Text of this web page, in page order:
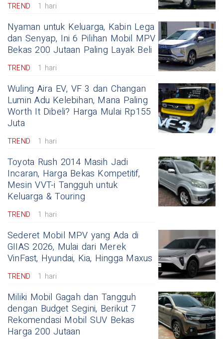
TREND 1 hari
Nyaman untuk Keluarga, Kabin Lega
dan Senyap, Ini 6 Pilihan Mobil MPV
Bekas 200 Jutaan Paling Layak Beli
TREND 1 hari
Wuling Aira EV, VF 3 dan Changan
Lumin Adu Kelebihan, Mana Paling
Worth It Dibeli? Harga Mulai Rp155
Juta
TREND 1 hari
Toyota Rush 2014 Masih Jadi
Incaran, Harga Bekas Kompetitif,
Mesin VVT-i Tangguh untuk
Keluarga & Touring
TREND 1 hari
Sederet Mobil MPV yang Ada di
GIIAS 2026, Mulai dari Merek
VinFast, Hyundai, Kia, Hingga Maxus
TREND 1 hari
Miliki Mobil Gagah dan Tangguh
dengan Budget Segini, Berikut 7
Rekomendasi Mobil SUV Bekas
Harga 200 Jutaan